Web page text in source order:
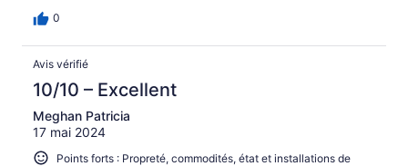
0
Avis vérifié
10/10 – Excellent
Meghan Patricia
17 mai 2024
Points forts : Propreté, commodités, état et installations de